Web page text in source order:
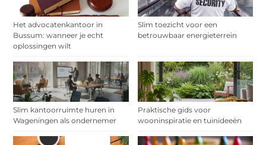
Het advocatenkantoor in
Bussum: wanneer je echt
oplossingen wilt
Slim toezicht voor een
betrouwbaar energieterrein
Slim kantoorruimte huren in
Wageningen als ondernemer
Praktische gids voor
wooninspiratie en tuinideeën